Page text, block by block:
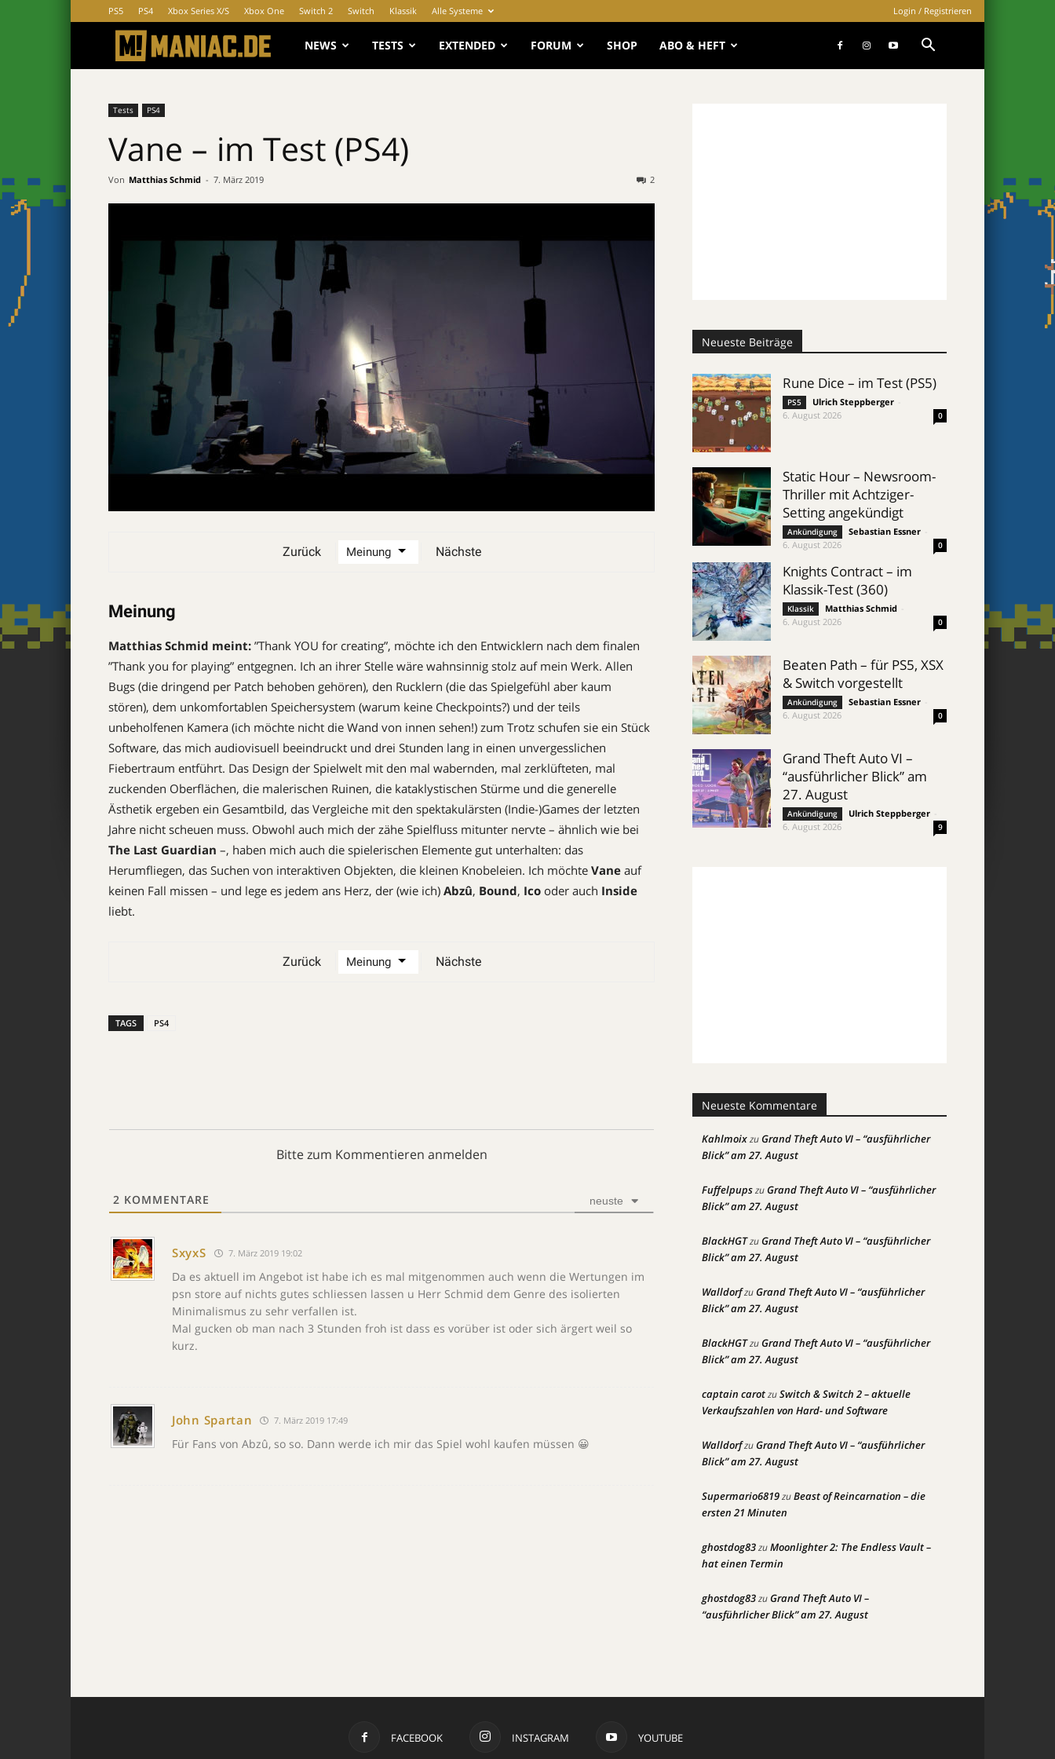
PS5 PS4 Xbox Series X/S Xbox One Switch 2 Switch Klassik Alle Systeme Login / Registrieren
MANIAC.de
NEWS TESTS EXTENDED FORUM SHOP ABO & HEFT
Tests PS4
Vane – im Test (PS4)
Von Matthias Schmid - 7. März 2019 2
Zurück Nächste
Meinung
Matthias Schmid meint: ”Thank YOU for ­creating”, möchte ich den Entwicklern nach dem finalen
”Thank you for playing” entgegnen. Ich an ihrer Stelle wäre wahnsinnig stolz auf mein Werk. Allen
Bugs (die dringend per Patch behoben gehören), den Rucklern (die das Spielgefühl aber kaum
stören), dem unkomfortablen Speichersystem (warum keine Checkpoints?) und der teils
unbeholfenen Kamera (ich möchte nicht die Wand von innen sehen!) zum Trotz schufen sie ein Stück
Software, das mich audiovisuell beeindruckt und drei Stunden lang in einen unvergesslichen
Fiebertraum entführt. Das Design der Spielwelt mit den mal wabernden, mal zerklüfteten, mal
zuckenden Oberflächen, die malerischen Ruinen, die kataklystischen Stürme und die generelle
Ästhetik ergeben ein Gesamtbild, das Vergleiche mit den spektakulärsten ­(Indie-)Games der letzten
Jahre nicht scheuen muss. Obwohl auch mich der zähe Spielfluss mitunter nervte – ähnlich wie bei
The Last Guardian –, ­haben mich auch die spielerischen Elemente gut unterhalten: das
Herumfliegen, das Suchen von interaktiven Objekten, die kleinen Knobeleien. Ich möchte Vane auf
keinen Fall missen – und lege es jedem ans Herz, der (wie ich) Abzû, Bound, Ico oder auch Inside
liebt.
Zurück Nächste
TAGS PS4
Bitte zum Kommentieren anmelden
2 KOMMENTARE neuste
SxyxS 7. März 2019 19:02
Da es aktuell im Angebot ist habe ich es mal mitgenommen auch wenn die Wertungen im
psn store auf nichts gutes schliessen lassen u Herr Schmid dem Genre des isolierten
Minimalismus zu sehr verfallen ist.
Mal gucken ob man nach 3 Stunden froh ist dass es vorüber ist oder sich ärgert weil so
kurz.
John Spartan 7. März 2019 17:49
Für Fans von Abzû, so so. Dann werde ich mir das Spiel wohl kaufen müssen 😀
Neueste Beiträge
Rune Dice – im Test (PS5)
PS5 Ulrich Steppberger
6. August 2026
0
Static Hour – Newsroom-
Thriller mit Achtziger-
Setting angekündigt
Ankündigung Sebastian Essner
6. August 2026
0
Knights Contract – im
Klassik-Test (360)
Klassik Matthias Schmid
6. August 2026
0
Beaten Path – für PS5, XSX
& Switch vorgestellt
Ankündigung Sebastian Essner
6. August 2026
0
Grand Theft Auto VI –
“ausführlicher Blick” am
27. August
Ankündigung Ulrich Steppberger
6. August 2026
9
Neueste Kommentare
KahlmoixzuGrand Theft Auto VI – “ausführlicher
Blick” am 27. August
FuffelpupszuGrand Theft Auto VI – “ausführlicher
Blick” am 27. August
BlackHGTzuGrand Theft Auto VI – “ausführlicher
Blick” am 27. August
WalldorfzuGrand Theft Auto VI – “ausführlicher
Blick” am 27. August
BlackHGTzuGrand Theft Auto VI – “ausführlicher
Blick” am 27. August
captain carotzuSwitch & Switch 2 – aktuelle
Verkaufszahlen von Hard- und Software
WalldorfzuGrand Theft Auto VI – “ausführlicher
Blick” am 27. August
Supermario6819zuBeast of Reincarnation – die
ersten 21 Minuten
ghostdog83zuMoonlighter 2: The Endless Vault –
hat einen Termin
ghostdog83zuGrand Theft Auto VI –
“ausführlicher Blick” am 27. August
FACEBOOK INSTAGRAM YOUTUBE